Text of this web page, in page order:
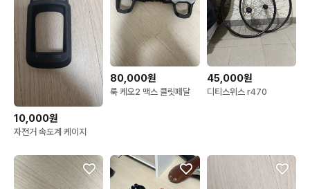
10,000원
자전거 속도계 케이지
80,000원
룩 케오2 맥스 클릿페달
45,000원
디티스위스 r470